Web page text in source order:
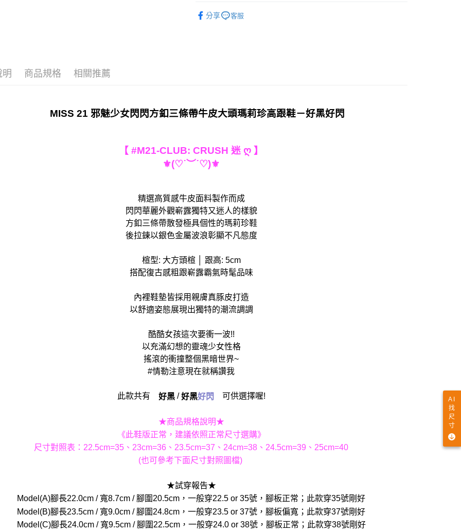
付款後7-11取貨-固定運費
💥 精選熱銷$𝟏𝟑𝟖𝟎𝖚𝖕!
分享 客服
明 商品規格 相關推薦
MISS 21 邪魅少女閃閃方釦三條帶牛皮大頭瑪莉珍高跟鞋－好黑好閃
【 #M21-CLUB: CRUSH 迷 ღ 】
⚜︎(♡˙︶˙♡)⚜︎
精選高質感牛皮面料製作而成
閃閃華麗外觀嶄露獨特又迷人的樣貌
方釦三條帶散發極具個性的瑪莉珍鞋
後拉鍊以銀色金屬波浪彰顯不凡態度
楦型: 大方頭楦 │ 跟高: 5cm
搭配復古感粗跟嶄露霸氣時髦品味
內裡鞋墊皆採用親膚真豚皮打造
以舒適姿態展現出獨特的潮流調調
酷酷女孩這次要衝一波!!
以充滿幻想的靈魂少女性格
搖滾的衝撞整個黑暗世界~
#情勒注意現在就稱讚我
此款共有 好黑/好黑好閃 可供選擇喔!
★商品規格說明★
《此鞋版正常，建議依照正常尺寸選購》
尺寸對照表：22.5cm=35、23cm=36、23.5cm=37、24cm=38、24.5cm=39、25cm=40
(也可參考下面尺寸對照圖檔)
★試穿報告★
Model(A)腳長22.0cm / 寬8.7cm / 腳圍20.5cm，一般穿22.5 or 35號，腳板正常；此款穿35號剛好
Model(B)腳長23.5cm / 寬9.0cm / 腳圍24.8cm，一般穿23.5 or 37號，腳板偏寬；此款穿37號剛好
Model(C)腳長24.0cm / 寬9.5cm / 腳圍22.5cm，一般穿24.0 or 38號，腳板正常；此款穿38號剛好
AI
找
尺
寸